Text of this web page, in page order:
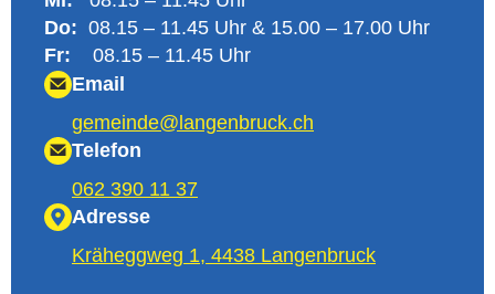
Do: 08.15 – 11.45 Uhr & 15.00 – 17.00 Uhr
Fr: 08.15 – 11.45 Uhr
Email
hc.kcurbnegnal
@edniemeg
Telefon
062 390 11 37
Adresse
Kräheggweg 1, 4438 Langenbruck